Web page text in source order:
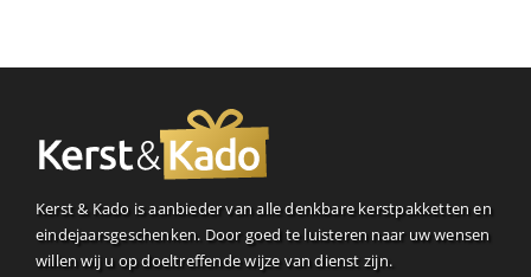
Kerst & Kado is aanbieder van alle denkbare kerstpakketten en
eindejaarsgeschenken. Door goed te luisteren naar uw wensen
willen wij u op doeltreffende wijze van dienst zijn.